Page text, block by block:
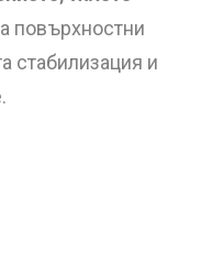
повърхностни
стабилизация и